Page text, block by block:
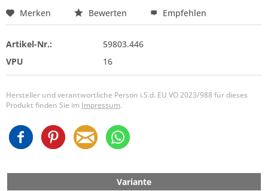
Merken Bewerten Empfehlen
Artikel-Nr.:
59803.446
VPU
16
Hersteller und verantwortliche Person i.S.d. EU VO 2023/988 für dieses
Produkt finden Sie im Impressum.
Variante